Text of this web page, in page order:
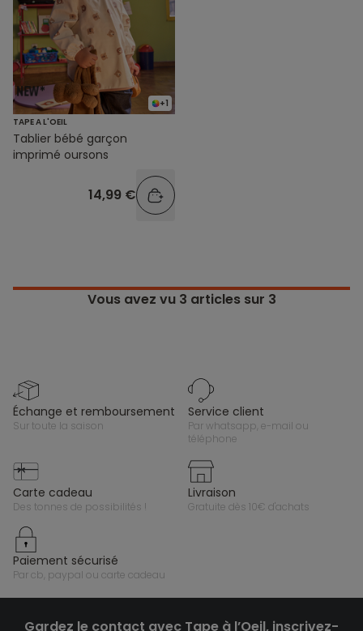
+1
TAPE A L'OEIL
Tablier bébé garçon
imprimé oursons
14,99 €
Vous avez vu 3 articles sur 3
échange et remboursement
sur toute la saison
service client
par whatsapp, e-mail ou
téléphone
carte cadeau
des tonnes de possibilités !
livraison
gratuite dès 10€ d'achats
paiement sécurisé
par cb, paypal ou carte cadeau
Gardez le contact avec Tape à l’Oeil, inscrivez-